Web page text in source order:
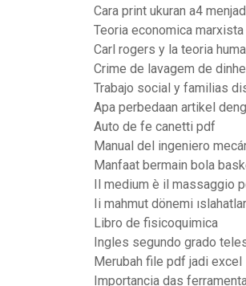
Cara print ukuran a4
Teoria economica
Carl rogers y la teoria
Crime de lavagem de
Trabajo social y familias
Apa perbedaan artikel
Auto de fe canetti pdf
Manual del ingeniero
Manfaat bermain bola
Il medium è il massaggio
Ii mahmut dönemi
Libro de fisicoquimica
Ingles segundo grado
Merubah file pdf jadi excel
Importancia das